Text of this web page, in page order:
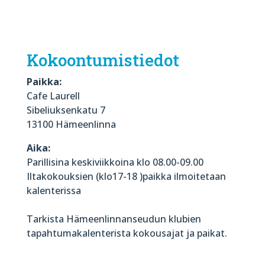
Kokoontumistiedot
Paikka:
Cafe Laurell
Sibeliuksenkatu 7
13100 Hämeenlinna
Aika:
Parillisina keskiviikkoina klo 08.00-09.00
Iltakokouksien (klo17-18 )paikka ilmoitetaan
kalenterissa
Tarkista Hämeenlinnanseudun klubien
tapahtumakalenterista kokousajat ja paikat.